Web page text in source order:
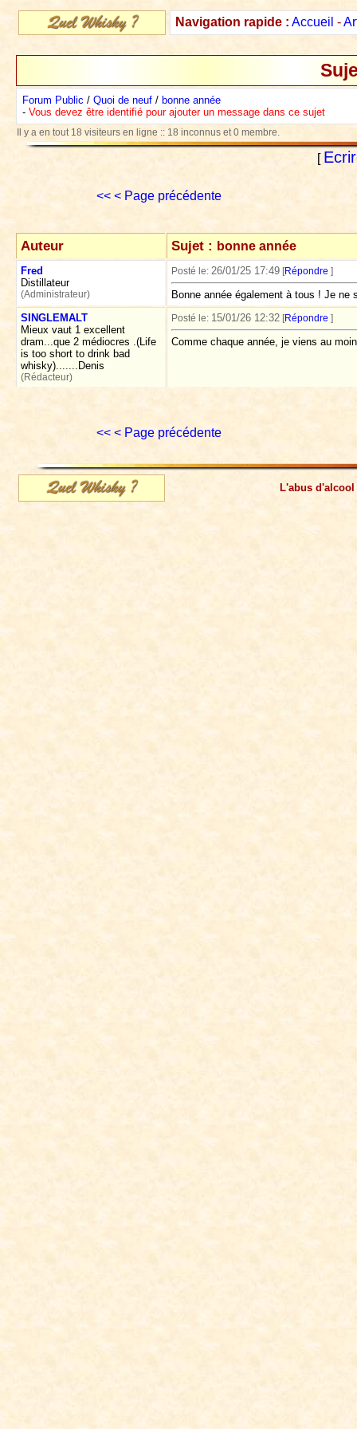
Navigation rapide : Accueil -
Forum Public / Quoi de neuf / bonne année
- Vous devez être identifié pour ajouter un message dans ce sujet
Il y a en tout 18 visiteurs en ligne :: 18 inconnus et 0 membre.
[
<< < Page précédente
Auteur Sujet : bonne année
Fred
Distillateur
(Administrateur)
Posté le: 26/01/25 17:49 [Répondre ]
Bonne année également à tous ! Je
SINGLEMALT
Mieux vaut 1 excellent
dram...que 2 médiocres .(Life
is too short to drink bad
whisky).......Denis
(Rédacteur)
Posté le: 15/01/26 12:32 [Répondre ]
Comme chaque année, je viens au
<< < Page précédente
L'abus